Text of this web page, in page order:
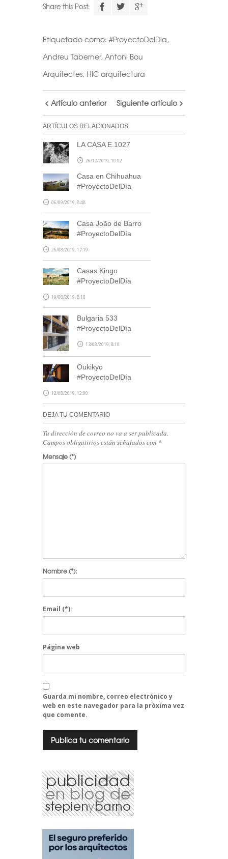
Share this Post:
Etiquetado como: #ProyectoDelDia,
Andreu Taberner, Antoni Bou
Arquitectes, HIC arquitectura
Artículo anterior Siguiente artículo
ARTÍCULOS RELACIONADOS
LA CASA E.1027
26/12/2019, 10:02
Casa en Chihuahua
#ProyectoDelDía
06/09/2019, 8:48
Casa João de Barro
#ProyectoDelDía
26/08/2019, 17:19
Casas Kingo
#ProyectoDelDía
19/08/2019, 8:10
Bulgaria 533
#ProyectoDelDía
13/08/2019, 8:10
Oukikyo
#ProyectoDelDía
12/08/2019, 12:00
DEJA TU COMENTARIO
Tu dirección de correo no va a ser publicada.
Campos obligatirios están señalados con *
Mensaje(*)
Nombre(*):
Email (*):
Página web
Guarda mi nombre, correo electrónico y
web en este navegador para la próxima vez
que comente.